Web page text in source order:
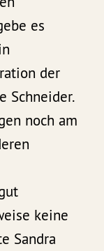
es
der
Schneider.
noch am
keine
Sandra